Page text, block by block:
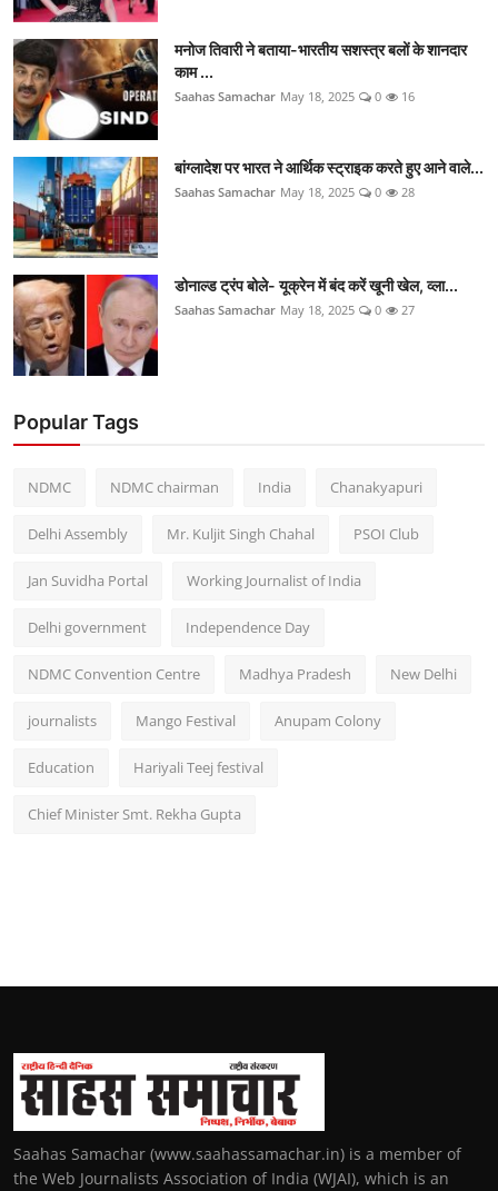
मनोज तिवारी ने बताया-भारतीय सशस्त्र बलों के शानदार
काम ...
Saahas Samachar May 18, 2025 0 16
बांग्लादेश पर भारत ने आर्थिक स्ट्राइक करते हुए आने वाले...
Saahas Samachar May 18, 2025 0 28
डोनाल्ड ट्रंप बोले- यूक्रेन में बंद करें खूनी खेल, व्ला...
Saahas Samachar May 18, 2025 0 27
Popular Tags
NDMC NDMC chairman India Chanakyapuri
Delhi Assembly Mr. Kuljit Singh Chahal PSOI Club
Jan Suvidha Portal Working Journalist of India
Delhi government Independence Day
NDMC Convention Centre Madhya Pradesh New Delhi
journalists Mango Festival Anupam Colony
Education Hariyali Teej festival
Chief Minister Smt. Rekha Gupta
Saahas Samachar (www.saahassamachar.in) is a member of
the Web Journalists Association of India (WJAI), which is an